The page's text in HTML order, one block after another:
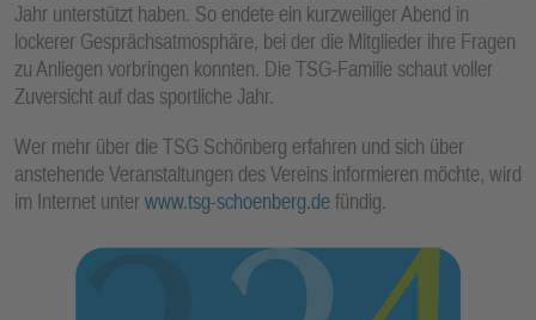
Jahr unterstützt haben. So endete ein kurzweiliger Abend in
lockerer Gesprächsatmosphäre, bei der die Mitglieder ihre Fragen
zu Anliegen vorbringen konnten. Die TSG-Familie schaut voller
Zuversicht auf das sportliche Jahr.
Wer mehr über die TSG Schönberg erfahren und sich über
anstehende Veranstaltungen des Vereins informieren möchte, wird
im Internet unterwww.tsg-schoenberg.defündig.